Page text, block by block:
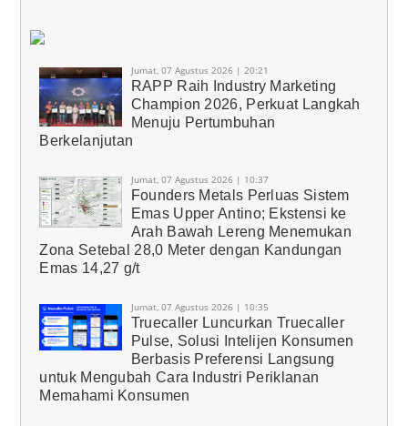
Jumat, 07 Agustus 2026 | 20:21
RAPP Raih Industry Marketing
Champion 2026, Perkuat Langkah
Menuju Pertumbuhan
Berkelanjutan
Jumat, 07 Agustus 2026 | 10:37
Founders Metals Perluas Sistem
Emas Upper Antino; Ekstensi ke
Arah Bawah Lereng Menemukan
Zona Setebal 28,0 Meter dengan Kandungan
Emas 14,27 g/t
Jumat, 07 Agustus 2026 | 10:35
Truecaller Luncurkan Truecaller
Pulse, Solusi Intelijen Konsumen
Berbasis Preferensi Langsung
untuk Mengubah Cara Industri Periklanan
Memahami Konsumen